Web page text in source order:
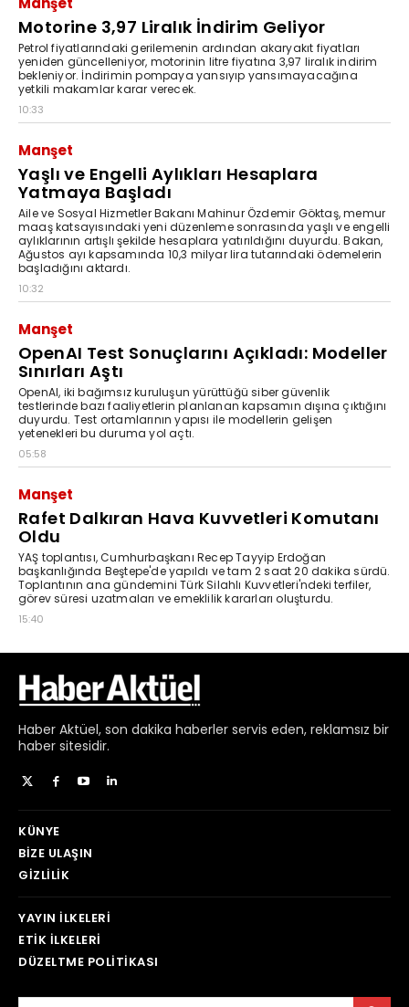
Haber Aktüel, son dakika haberler servis eden, reklamsız bir
haber sitesidir.
KÜNYE
BIZE ULAŞIN
GIZLILIK
YAYIN İLKELERI
ETIK İLKELERI
DÜZELTME POLITIKASI